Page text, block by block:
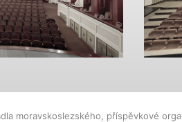
moravskoslezského, příspěvkové